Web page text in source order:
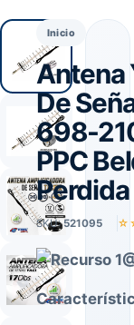
Inicio
Antena
De
698-
PPC
SKU:521095